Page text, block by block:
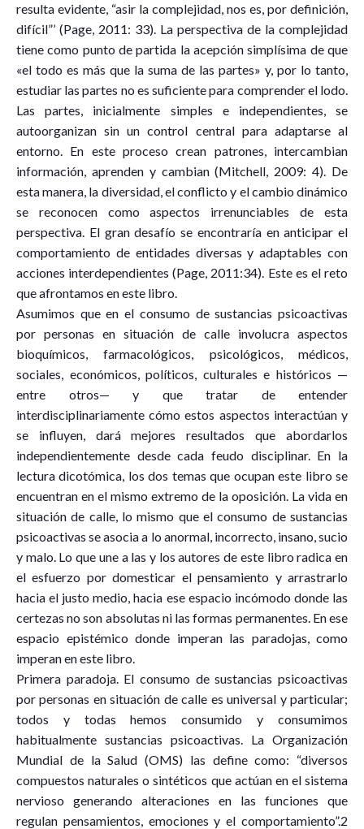
resulta evidente, “asir la complejidad, nos es, por definición,
difícil”’ (Page, 2011: 33). La perspectiva de la complejidad
tiene como punto de partida la acepción simplísima de que
«el todo es más que la suma de las partes» y, por lo tanto,
estudiar las partes no es suficiente para comprender el lodo.
Las partes, inicialmente simples e independientes, se
autoorganizan sin un control central para adaptarse al
entorno. En este proceso crean patrones, intercambian
información, aprenden y cambian (Mitchell, 2009: 4). De
esta manera, la diversidad, el conflicto y el cambio dinámico
se reconocen como aspectos irrenunciables de esta
perspectiva. El gran desafío se encontraría en anticipar el
comportamiento de entidades diversas y adaptables con
acciones interdependientes (Page, 2011:34). Este es el reto
que afrontamos en este libro.
Asumimos que en el consumo de sustancias psicoactivas
por personas en situación de calle involucra aspectos
bioquímicos, farmacológicos, psicológicos, médicos,
sociales, económicos, políticos, culturales e históricos —
entre otros— y que tratar de entender
interdisciplinariamente cómo estos aspectos interactúan y
se influyen, dará mejores resultados que abordarlos
independientemente desde cada feudo disciplinar. En la
lectura dicotómica, los dos temas que ocupan este libro se
encuentran en el mismo extremo de la oposición. La vida en
situación de calle, lo mismo que el consumo de sustancias
psicoactivas se asocia a lo anormal, incorrecto, insano, sucio
y malo. Lo que une a las y los autores de este libro radica en
el esfuerzo por domesticar el pensamiento y arrastrarlo
hacia el justo medio, hacia ese espacio incómodo donde las
certezas no son absolutas ni las formas permanentes. En ese
espacio epistémico donde imperan las paradojas, como
imperan en este libro.
Primera paradoja. El consumo de sustancias psicoactivas
por personas en situación de calle es universal y particular;
todos y todas hemos consumido y consumimos
habitualmente sustancias psicoactivas. La Organización
Mundial de la Salud (OMS) las define como: “diversos
compuestos naturales o sintéticos que actúan en el sistema
nervioso generando alteraciones en las funciones que
regulan pensamientos, emociones y el comportamiento”.2